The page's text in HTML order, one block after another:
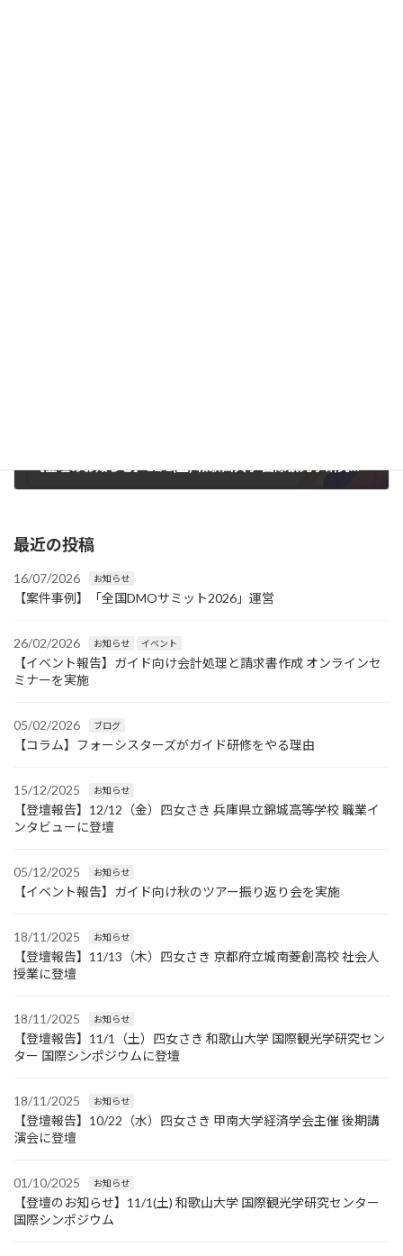
【登壇のお知らせ】11/1(土) 和歌山大学 国際観光学研究センター 国際シンポジウム
最近の投稿
16/07/2026 お知らせ
【案件事例】「全国DMOサミット2026」運営
26/02/2026 お知らせ イベント
【イベント報告】ガイド向け会計処理と請求書作成 オンラインセ
ミナーを実施
05/02/2026 ブログ
【コラム】フォーシスターズがガイド研修をやる理由
15/12/2025 お知らせ
【登壇報告】12/12（金）四女さき 兵庫県立錦城高等学校 職業イ
ンタビューに登壇
05/12/2025 お知らせ
【イベント報告】ガイド向け秋のツアー振り返り会を実施
18/11/2025 お知らせ
【登壇報告】11/13（木）四女さき 京都府立城南菱創高校 社会人
授業に登壇
18/11/2025 お知らせ
【登壇報告】11/1（土）四女さき 和歌山大学 国際観光学研究セン
ター 国際シンポジウムに登壇
18/11/2025 お知らせ
【登壇報告】10/22（水）四女さき 甲南大学経済学会主催 後期講
演会に登壇
01/10/2025 お知らせ
【登壇のお知らせ】11/1(土) 和歌山大学 国際観光学研究センター
国際シンポジウム